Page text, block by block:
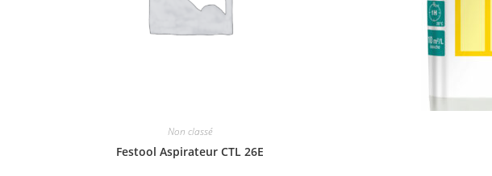
Non classé
Festool Aspirateur CTL 26E